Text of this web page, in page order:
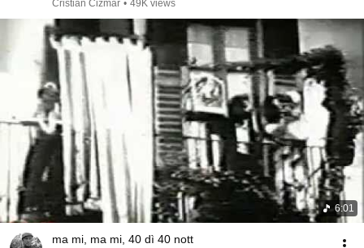
Cristian Cizmar • 49K views
6:01
ma mi, ma mi, 40 dì 40 nott